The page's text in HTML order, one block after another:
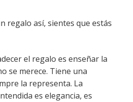
regalo así, sientes que estás
el regalo es enseñar la
se merece. Tiene una
la representa. La
es elegancia, es